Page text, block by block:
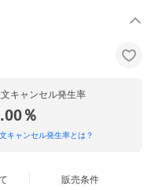
わいい女の子のアン
キャンセル発生率
％
キャンセル発生率とは？
販売条件